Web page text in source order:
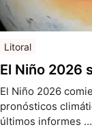
Litoral
El Niño 2026
El Niño 2026
pronósticos
últimos informes …